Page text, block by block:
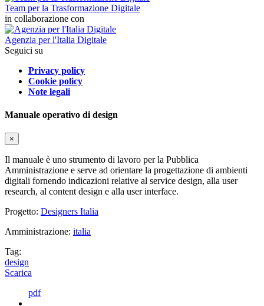
Team per la Trasformazione Digitale
in collaborazione con
Agenzia per l'Italia Digitale
Seguici su
Privacy policy
Cookie policy
Note legali
Manuale operativo di design
×
Il manuale è uno strumento di lavoro per la Pubblica
Amministrazione e serve ad orientare la progettazione di ambienti
digitali fornendo indicazioni relative al service design, alla user
research, al content design e alla user interface.
Progetto: Designers Italia
Amministrazione: italia
Tag:
design
Scarica
pdf